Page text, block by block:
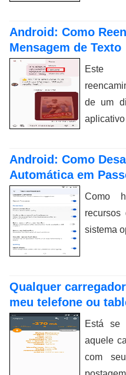
Android: Como
Mensagem de Texto
Este
de um
Android: Como
Automática em
Como
recursos
sistema
Qualquer
meu telefone ou
Está se
aquele
com